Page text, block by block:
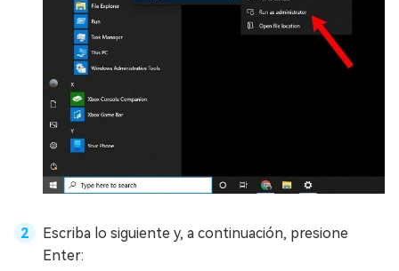
Escriba lo siguiente y, a continuación, presione
Enter: